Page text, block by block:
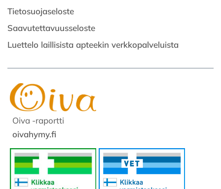
Tietosuojaseloste
Saavutettavuusseloste
Luettelo laillisista apteekin verkkopalveluista
Oiva -raportti
oivahymy.fi